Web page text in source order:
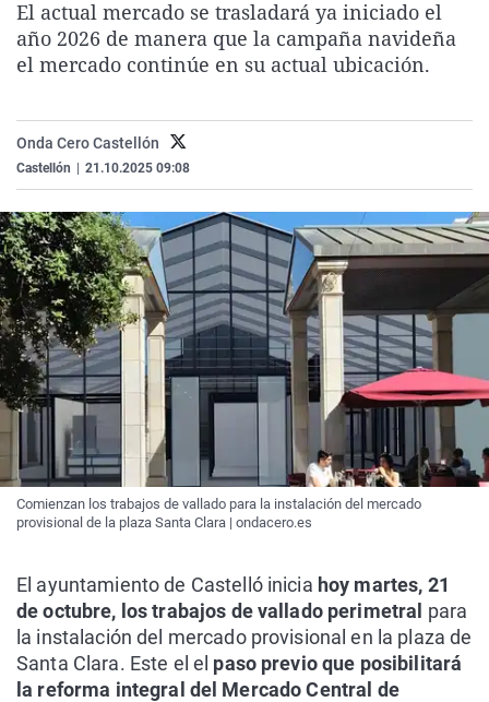
La rosa de los vientos
Gente viajera
Caso
Retornados
Extremadura
Galicia
Virales
Televisión
El actual mercado se trasladará ya iniciado el
año 2026 de manera que la campaña navideña
el mercado continúe en su actual ubicación.
Onda Cero Castellón
Castellón 21.10.2025 09:08
Comienzan los trabajos de vallado para la instalación del mercado
provisional de la plaza Santa Clara | ondacero.es
El ayuntamiento de Castelló inicia hoy martes, 21
de octubre, los trabajos de vallado perimetral para
la instalación del mercado provisional en la plaza de
Santa Clara. Este el el paso previo que posibilitará
la reforma integral del Mercado Central de